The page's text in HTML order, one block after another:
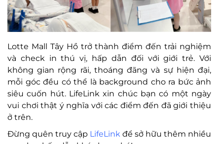
Lotte Mall Tây Hồ trở thành điểm đến trải nghiệm
và check in thú vị, hấp dẫn đối với giới trẻ. Với
không gian rộng rãi, thoáng đãng và sự hiện đại,
mỗi góc đều có thể là background cho ra bức ảnh
siêu cuốn hút. LifeLink xin chúc bạn có một ngày
vui chơi thật ý nghĩa với các điểm đến đã giới thiệu
ở trên.
Đừng quên truy cập LifeLink để sở hữu thêm nhiều